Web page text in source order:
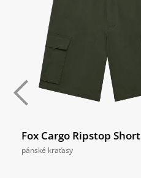
Fox Cargo Ripstop Short
pánské kraťasy